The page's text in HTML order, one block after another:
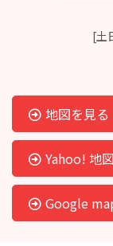
[土
地図を見る
Yahoo! 地
Google